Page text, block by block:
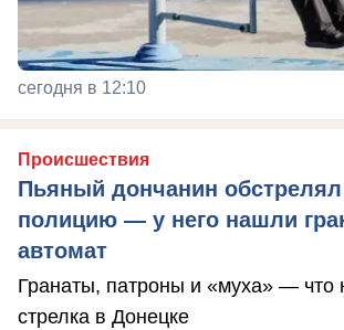
сегодня в 12:10
Происшествия
Пьяный дончанин
полицию — у него нашли
автомат
Гранаты, патроны и «муха» — что
стрелка в Донецке